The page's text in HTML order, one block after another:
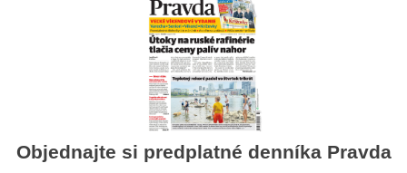
Objednajte si predplatné denníka Pravda